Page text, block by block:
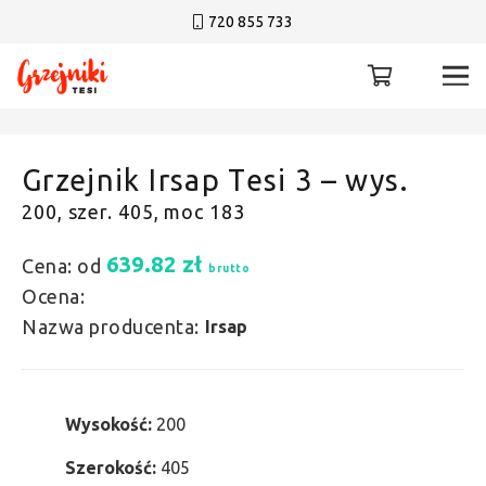
720 855 733
Grzejnik Irsap Tesi 3 – wys.
200, szer. 405, moc 183
Cena: od 639.82 zł brutto
Ocena:
Nazwa producenta: Irsap
Wysokość: 200
Szerokość: 405